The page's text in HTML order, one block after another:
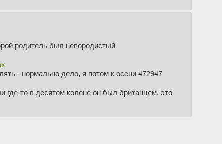
родитель был непородистый
- нормально дело, я потом к осени 472947
где-то в десятом колене он был британцем. это